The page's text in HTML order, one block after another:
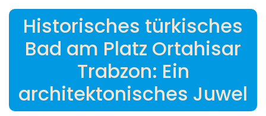
Historisches türkisches
Bad am Platz Ortahisar
Trabzon: Ein
architektonisches Juwel